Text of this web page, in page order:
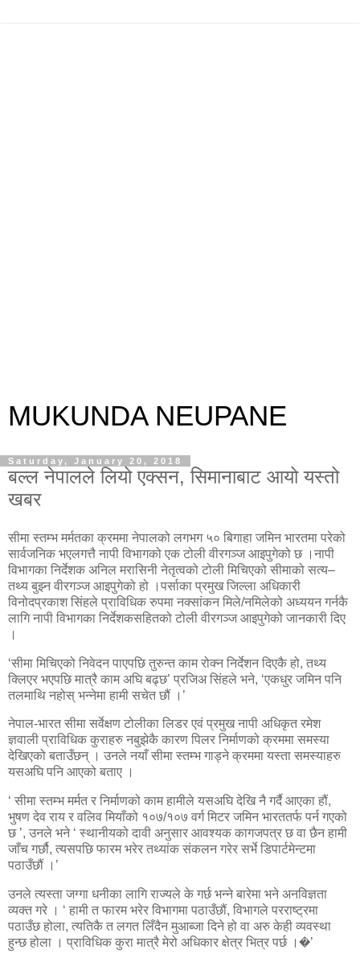
MUKUNDA NEUPANE
Saturday, January 20, 2018
बल्ल नेपालले लियो एक्सन, सिमानाबाट आयो यस्तो
खबर
सीमा स्तम्भ मर्मतका क्रममा नेपालको लगभग ५० बिगाहा जमिन भारतमा परेको
सार्वजनिक भएलगत्तै नापी विभागको एक टोली वीरगञ्ज आइपुगेको छ ।नापी
विभागका निर्देशक अनिल मरासिनी नेतृत्वको टोली मिचिएको सीमाको सत्य–
तथ्य बुझ्न वीरगञ्ज आइपुगेको हो ।पर्साका प्रमुख जिल्ला अधिकारी
विनोदप्रकाश सिंहले प्राविधिक रुपमा नक्सांकन मिले/नमिलेको अध्ययन गर्नकै
लागि नापी विभागका निर्देशकसहितको टोली वीरगञ्ज आइपुगेको जानकारी दिए
।
‘सीमा मिचिएको निवेदन पाएपछि तुरुन्त काम रोक्न निर्देशन दिएकै हो, तथ्य
क्लिएर भएपछि मात्रै काम अघि बढ्छ’ प्रजिअ सिंहले भने, ‘एकधुर जमिन पनि
तलमाथि नहोस् भन्नेमा हामी सचेत छौं ।’
नेपाल-भारत सीमा सर्वेक्षण टोलीका लिडर एवं प्रमुख नापी अधिकृत रमेश
ज्ञवाली प्राविधिक कुराहरु नबुझेकै कारण पिलर निर्माणको क्रममा समस्या
देखिएको बताउँछन् । उनले नयाँ सीमा स्तम्भ गाड्ने क्रममा यस्ता समस्याहरु
यसअघि पनि आएको बताए ।
‘ सीमा स्तम्भ मर्मत र निर्माणको काम हामीले यसअघि देखि नै गर्दै आएका हौं,
भुषण देव राय र वलिव मियाँको १०७/१०७ वर्ग मिटर जमिन भारततर्फ पर्न गएको
छ ’, उनले भने ‘ स्थानीयको दावी अनुसार आवश्यक कागजपत्र छ वा छैन हामी
जाँच गर्छौ, त्यसपछि फारम भरेर तथ्यांक संकलन गरेर सर्भे डिपार्टमेन्टमा
पठाउँछौं ।’
उनले त्यस्ता जग्गा धनीका लागि राज्यले के गर्छ भन्ने बारेमा भने अनविज्ञता
व्यक्त गरे । ‘ हामी त फारम भरेर विभागमा पठाउँछौं, विभागले परराष्ट्रमा
पठाउँछ होला, त्यतिकै त लगत लिँदैन मुआब्जा दिने हो वा अरु केही व्यवस्था
हुन्छ होला । प्राविधिक कुरा मात्रै मेरो अधिकार क्षेत्र भित्र पर्छ ।�’